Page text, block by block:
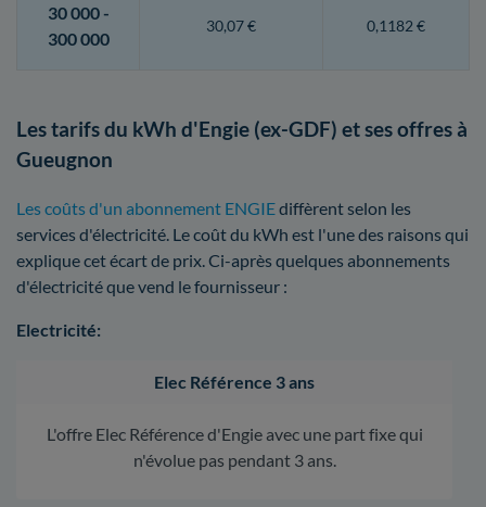
30 000 -
300 000
30,07 € 0,1182 €
Les tarifs du kWh d'Engie (ex-GDF) et ses offres à
Gueugnon
Les coûts d'un abonnement ENGIEdiffèrent selon les
services d'électricité. Le coût du kWh est l'une des raisons qui
explique cet écart de prix. Ci-après quelques abonnements
d'électricité que vend le fournisseur :
Electricité:
Elec Référence 3 ans
L'offre Elec Référence d'Engie avec une part fixe qui
n'évolue pas pendant 3 ans.